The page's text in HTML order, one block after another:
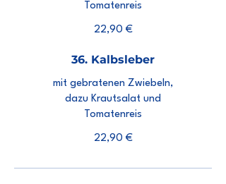
Tomatenreis
22,90 €
36. Kalbsleber
mit gebratenen Zwiebeln,
dazu Krautsalat und
Tomatenreis
22,90 €